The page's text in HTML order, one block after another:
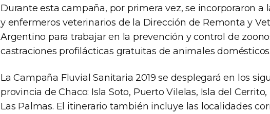
Durante esta campaña, por primera vez, se incorporaron a
y enfermeros veterinarios de la Dirección de Remonta y
Argentino para trabajar en la prevención y control de
castraciones profilácticas gratuitas de animales domésticos.
La Campaña Fluvial Sanitaria 2019 se desplegará en los
provincia de Chaco: Isla Soto, Puerto Vilelas, Isla del
Las Palmas. El itinerario también incluye las localidades